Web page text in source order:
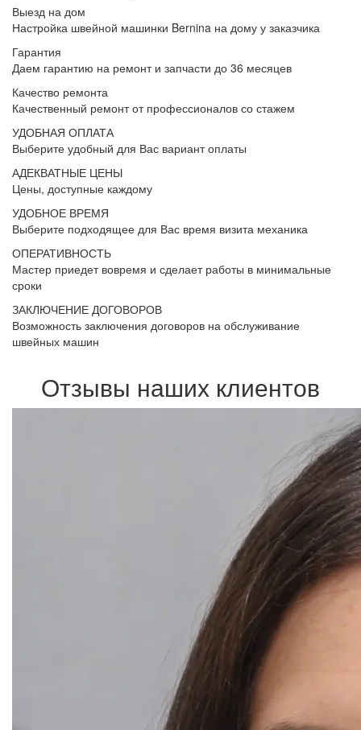
Выезд на дом
Настройка швейной машинки Bernina на дому у заказчика
Гарантия
Даем гарантию на ремонт и запчасти до 36 месяцев
Качество ремонта
Качественный ремонт от профессионалов со стажем
УДОБНАЯ ОПЛАТА
Выберите удобный для Вас вариант оплаты
АДЕКВАТНЫЕ ЦЕНЫ
Цены, доступные каждому
УДОБНОЕ ВРЕМЯ
Выберите подходящее для Вас время визита механика
ОПЕРАТИВНОСТЬ
Мастер приедет вовремя и сделает работы в минимальные
сроки
ЗАКЛЮЧЕНИЕ ДОГОВОРОВ
Возможность заключения договоров на обслуживание
швейных машин
Отзывы наших клиентов